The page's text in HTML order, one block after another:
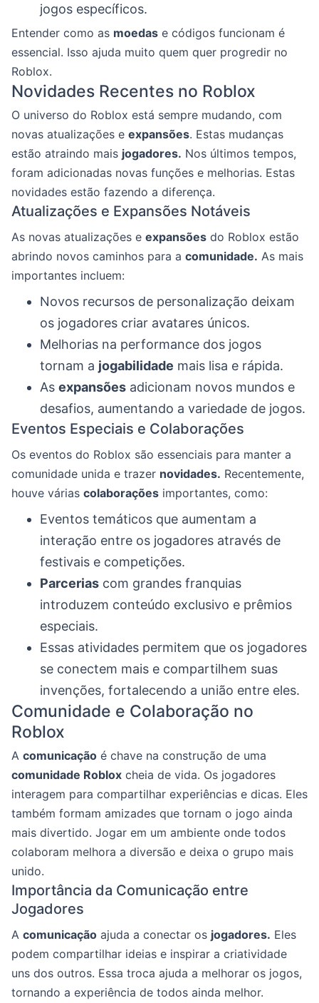
jogos específicos.
Entender como as moedas e códigos funcionam é
essencial. Isso ajuda muito quem quer progredir no
Roblox.
Novidades Recentes no Roblox
O universo do Roblox está sempre mudando, com
novas atualizações e expansões. Estas mudanças
estão atraindo mais jogadores. Nos últimos tempos,
foram adicionadas novas funções e melhorias. Estas
novidades estão fazendo a diferença.
Atualizações e Expansões Notáveis
As novas atualizações e expansões do Roblox estão
abrindo novos caminhos para a comunidade. As mais
importantes incluem:
Novos recursos de personalização deixam
os jogadores criar avatares únicos.
Melhorias na performance dos jogos
tornam a jogabilidade mais lisa e rápida.
As expansões adicionam novos mundos e
desafios, aumentando a variedade de jogos.
Eventos Especiais e Colaborações
Os eventos do Roblox são essenciais para manter a
comunidade unida e trazer novidades. Recentemente,
houve várias colaborações importantes, como:
Eventos temáticos que aumentam a
interação entre os jogadores através de
festivais e competições.
Parcerias com grandes franquias
introduzem conteúdo exclusivo e prêmios
especiais.
Essas atividades permitem que os jogadores
se conectem mais e compartilhem suas
invenções, fortalecendo a união entre eles.
Comunidade e Colaboração no
Roblox
A comunicação é chave na construção de uma
comunidade Roblox cheia de vida. Os jogadores
interagem para compartilhar experiências e dicas. Eles
também formam amizades que tornam o jogo ainda
mais divertido. Jogar em um ambiente onde todos
colaboram melhora a diversão e deixa o grupo mais
unido.
Importância da Comunicação entre
Jogadores
A comunicação ajuda a conectar os jogadores. Eles
podem compartilhar ideias e inspirar a criatividade
uns dos outros. Essa troca ajuda a melhorar os jogos,
tornando a experiência de todos ainda melhor.